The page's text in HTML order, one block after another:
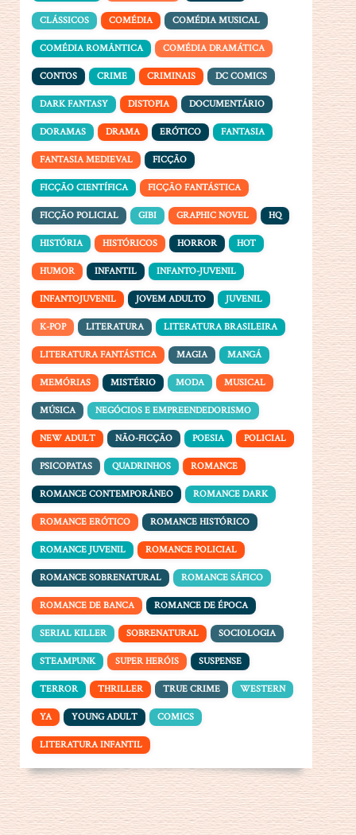
CLÁSSICOS COMÉDIA COMÉDIA MUSICAL
COMÉDIA ROMÂNTICA COMÉDIA DRAMÁTICA
CONTOS CRIME CRIMINAIS DC COMICS
DARK FANTASY DISTOPIA DOCUMENTÁRIO
DORAMAS DRAMA ERÓTICO FANTASIA
FANTASIA MEDIEVAL FICÇÃO
FICÇÃO CIENTÍFICA FICÇÃO FANTÁSTICA
FICÇÃO POLICIAL GIBI GRAPHIC NOVEL HQ
HISTÓRIA HISTÓRICOS HORROR HOT
HUMOR INFANTIL INFANTO-JUVENIL
INFANTOJUVENIL JOVEM ADULTO JUVENIL
K-POP LITERATURA LITERATURA BRASILEIRA
LITERATURA FANTÁSTICA MAGIA MANGÁ
MEMÓRIAS MISTÉRIO MODA MUSICAL
MÚSICA NEGÓCIOS E EMPREENDEDORISMO
NEW ADULT NÃO-FICÇÃO POESIA POLICIAL
PSICOPATAS QUADRINHOS ROMANCE
ROMANCE CONTEMPORÂNEO ROMANCE DARK
ROMANCE ERÓTICO ROMANCE HISTÓRICO
ROMANCE JUVENIL ROMANCE POLICIAL
ROMANCE SOBRENATURAL ROMANCE SÁFICO
ROMANCE DE BANCA ROMANCE DE ÉPOCA
SERIAL KILLER SOBRENATURAL SOCIOLOGIA
STEAMPUNK SUPER HERÓIS SUSPENSE
TERROR THRILLER TRUE CRIME WESTERN
YA YOUNG ADULT COMICS
LITERATURA INFANTIL